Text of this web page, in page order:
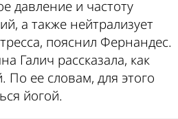
давление и частоту
а также нейтрализует
пояснил Фернандес.
Галич рассказала, как
По ее словам, для этого
йогой.